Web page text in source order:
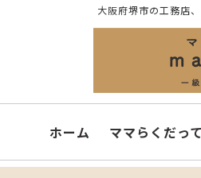
大阪府堺市の工務店
ホーム ママらくだって